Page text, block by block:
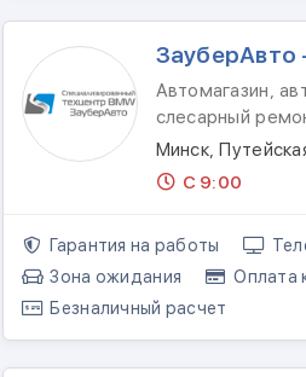
ЗауберАвто
Автомагазин,
слесарный
Минск,
С 9:00
Гарантия на работы
Зона ожидания
Оплата
Безналичный расчет